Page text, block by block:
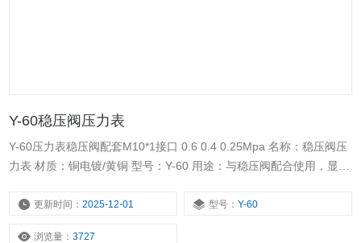
Y-60稳压阀压力表
Y-60压力表稳压阀配套M10*1接口 0.6 0.4 0.25Mpa 名称：稳压阀压
力表 材质：铜电镀/黄铜 型号：Y-60 用途：与稳压阀配合使用，显示
更新时间：2025-12-01 型号：Y-60
浏览量：3727